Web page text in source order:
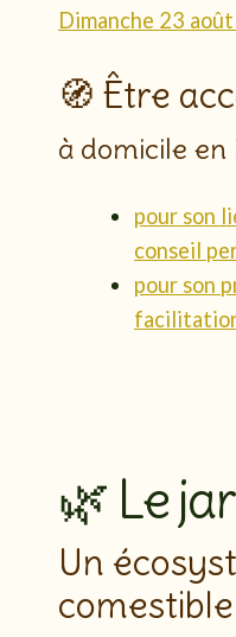
Dimanche 23
🧭 Être
à domicile
pour son
conseil
pour son
🌿 Le
Un
comestible